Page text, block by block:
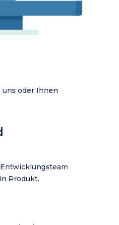
uns oder Ihnen
Produkt.